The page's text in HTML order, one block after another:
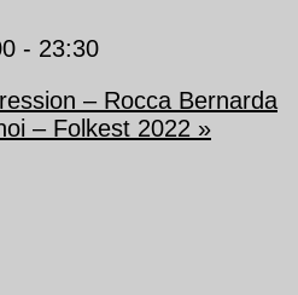
- 23:30
– Rocca Bernarda
– Folkest 2022 »